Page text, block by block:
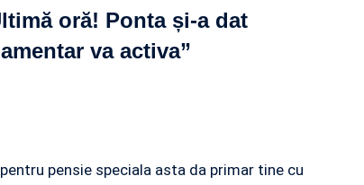
oră! Ponta și-a dat
va activa”
pensie speciala asta da primar tine cu